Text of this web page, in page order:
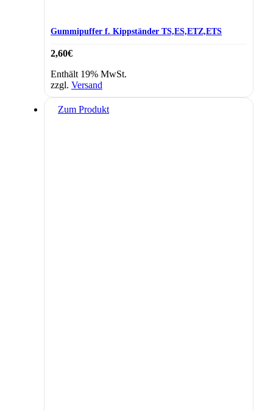
Gummipuffer f. Kippständer TS,ES,ETZ,ETS
2,60€
Enthält 19% MwSt.
zzgl. Versand
Zum Produkt